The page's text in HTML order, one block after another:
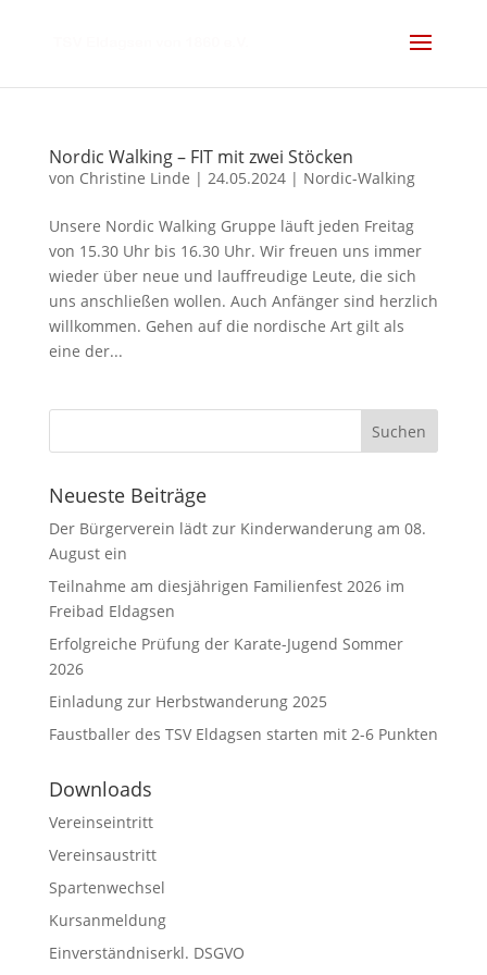
Nordic Walking – FIT mit zwei Stöcken
von Christine Linde | 24.05.2024| Nordic-Walking
Unsere Nordic Walking Gruppe läuft jeden Freitag
von 15.30 Uhr bis 16.30 Uhr. Wir freuen uns immer
wieder über neue und lauffreudige Leute, die sich
uns anschließen wollen. Auch Anfänger sind herzlich
willkommen. Gehen auf die nordische Art gilt als
eine der...
Neueste Beiträge
Der Bürgerverein lädt zur Kinderwanderung am 08.
August ein
Teilnahme am diesjährigen Familienfest 2026 im
Freibad Eldagsen
Erfolgreiche Prüfung der Karate-Jugend Sommer
2026
Einladung zur Herbstwanderung 2025
Faustballer des TSV Eldagsen starten mit 2-6 Punkten
Downloads
Vereinseintritt
Vereinsaustritt
Spartenwechsel
Kursanmeldung
Einverständniserkl. DSGVO